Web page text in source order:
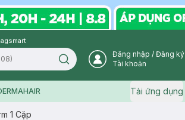
Search icon User Icon
Đăng nhập / Đăng ký
Tài khoản
Tải ứng dụng
1 Cặp